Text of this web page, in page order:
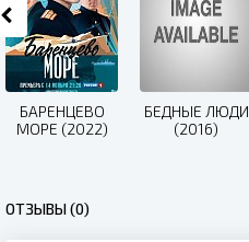
БАРЕНЦЕВО
МОРЕ (2022)
БЕДНЫЕ ЛЮДИ
(2016)
ОТЗЫВЫ (0)